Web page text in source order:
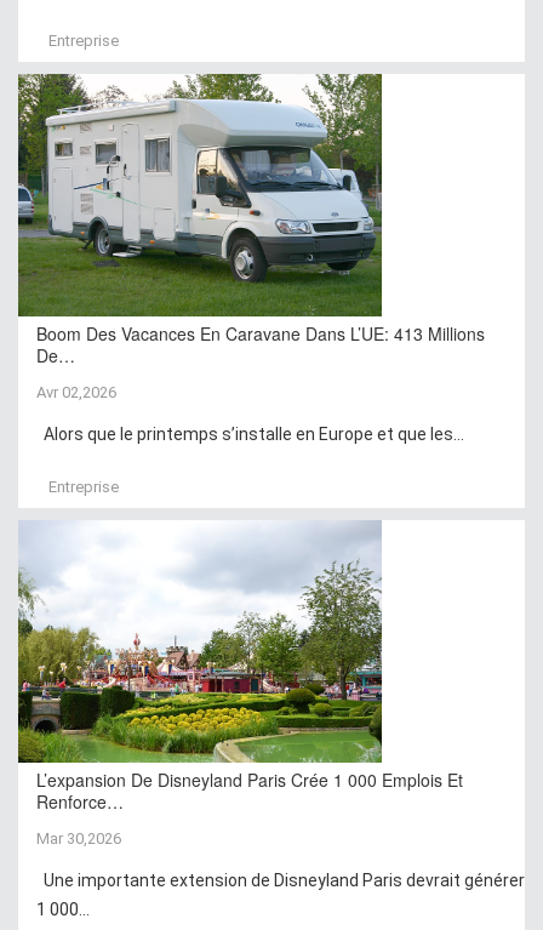
Entreprise
Boom Des Vacances En Caravane Dans L’UE: 413 Millions
De…
Avr 02,2026
Alors que le printemps s’installe en Europe et que les...
Entreprise
L’expansion De Disneyland Paris Crée 1 000 Emplois Et
Renforce…
Mar 30,2026
Une importante extension de Disneyland Paris devrait générer
1 000...